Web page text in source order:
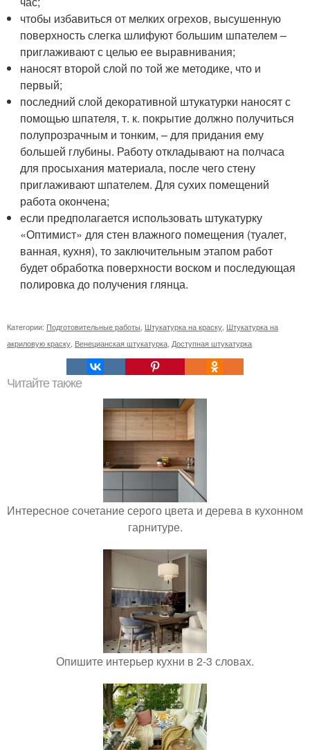
чтобы избавиться от мелких огрехов, высушенную
поверхность слегка шлифуют большим шпателем –
приглаживают с целью ее выравнивания;
наносят второй слой по той же методике, что и
первый;
последний слой декоративной штукатурки наносят с
помощью шпателя, т. к. покрытие должно получиться
полупрозрачным и тонким, – для придания ему
большей глубины. Работу откладывают на полчаса
для просыхания материала, после чего стену
приглаживают шпателем. Для сухих помещений
работа окончена;
если предполагается использовать штукатурку
«Оптимист» для стен влажного помещения (туалет,
ванная, кухня), то заключительным этапом работ
будет обработка поверхности воском и последующая
полировка до получения глянца.
Категории: Подготовительные работы, Штукатурка на краску, Штукатурка на
акриловую краску, Венецианская штукатурка, Доступная штукатурка
Читайте также
Интересное сочетание серого цвета и дерева в кухонном
гарнитуре.
Опишите интерьер кухни в 2-3 словах.